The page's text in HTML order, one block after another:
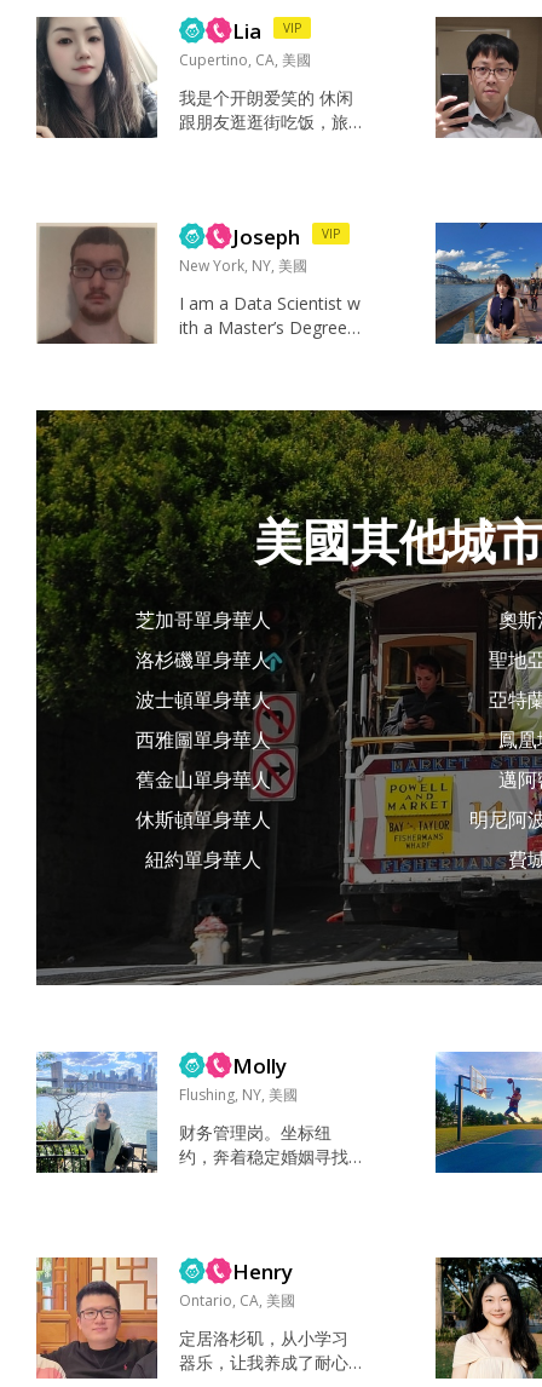
找到相爱容易 相处简单
的人 By the way 6月份
会在中国 如果彼此有感
觉可以多多交流 谢谢~
Hiking Roadtrip Skydive
Shooting Running Billia
Lia VIP
Cupertino, CA, 美國
我是个开朗爱笑的 休闲
跟朋友逛逛街吃饭，旅
友，美食，工作，欢乐
有责任心的人，善良乐
观，幽默，关键对我好...
Joseph VIP
New York, NY, 美國
I am a Data Scientist w
ith a Master’s Degree f
d raised in Beijing, Chin
a and 100% Native Flu
e...
美國其他城
芝加哥單身華人
洛杉磯單身華人
波士頓單身華人
西雅圖單身華人
舊金山單身華人
休斯頓單身華人
紐約單身華人
奧
聖地
亞特
鳳
邁
明尼阿
費
Molly
Flushing, NY, 美國
财务管理岗。坐标纽
约，奔着稳定婚姻寻找
待感情专一认真，追求
长久稳定的陪伴。非认
真发展、只想短期约会
的朋友不必打招呼。谢
谢～ 听书，瑜伽，美食
雨天在家听旧旧的音乐
Henry
Ontario, CA, 美國
定居洛杉矶，从小学习
器乐，让我养成了耐心